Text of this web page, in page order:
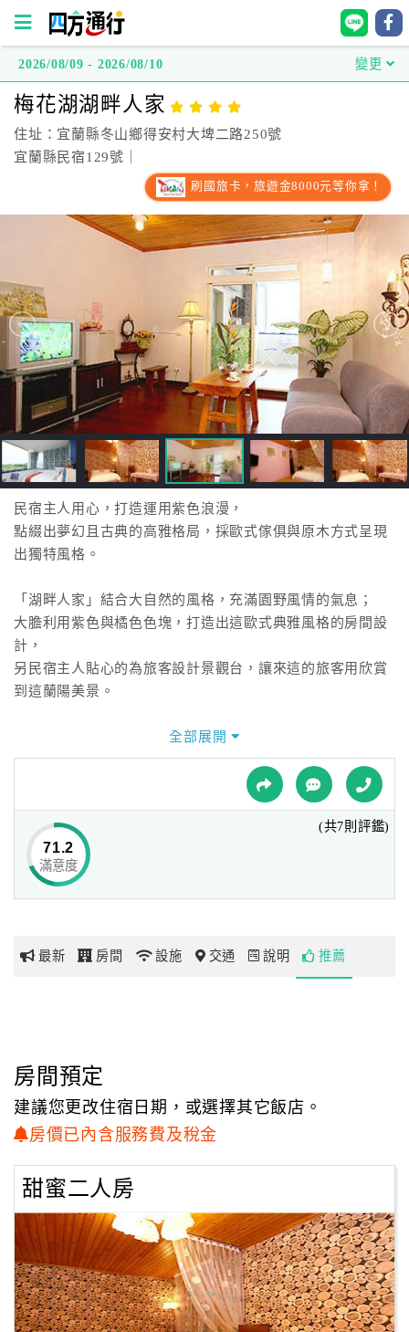
方
通
行
灣
訂
房
直
接
跟
飯
店
訂
房
HOT
特
色
民
宿
球
網
玩
地
圖
顧
務
顧
客
滿
意
2026/08/09 - 2026/08/10 變更
梅花湖湖畔人家
住址：宜蘭縣冬山鄉得安村大埤二路250號
宜蘭縣民宿129號｜
刷國旅卡，旅遊金8000元等你拿！
民宿主人用心，打造運用紫色浪漫，
點綴出夢幻且古典的高雅格局，採歐式傢俱與原木方式呈現
出獨特風格。
「湖畔人家」結合大自然的風格，充滿園野風情的氣息；
大膽利用紫色與橘色色塊，打造出這歐式典雅風格的房間設
計，
另民宿主人貼心的為旅客設計景觀台，讓來這的旅客用欣賞
到這蘭陽美景。
眼聆聽彷彿自已來到了音樂一樣的高雅且悅耳。
全部展開
71.2
滿意度
(共7則評鑑)
最新 房間 設施 交通 說明 推薦
房間預定
建議您更改住宿日期，或選擇其它飯店。
房價已內含服務費及稅金
甜蜜二人房